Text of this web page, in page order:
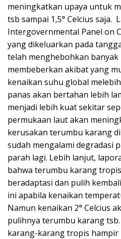
meningkatkan upaya untuk
tsb sampai 1,5° Celcius saja.
Intergovernmental Panel on
yang dikeluarkan pada
telah menghebohkan
membeberkan akibat yang
kenaikan suhu global
panas akan bertahan lebih
menjadi lebih kuat sekitar
permukaan laut akan
kerusakan terumbu karang
sudah mengalami degradasi
parah lagi. Lebih lanjut,
bahwa terumbu karang
beradaptasi dan pulih
ini apabila kenaikan
Namun kenaikan 2° Celcius
pulihnya terumbu karang
karang-karang tropis hampir